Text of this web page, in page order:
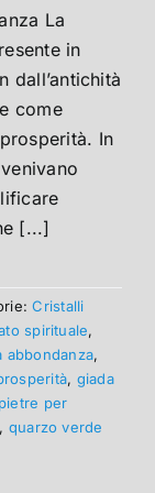
La
in
dall’antichità
come
In
[...]
Cristalli
spirituale,
abbondanza,
, giada
pietre per
, quarzo verde